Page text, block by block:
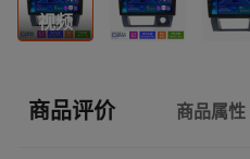
视频
商品评价 商品属性